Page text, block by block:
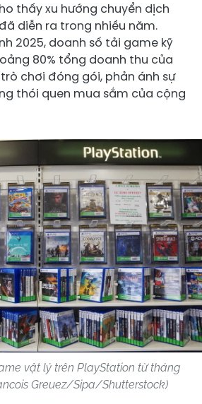
thấy xu hướng chuyển dịch
diễn ra trong nhiều năm.
2025, doanh số tải game kỹ
80% tổng doanh thu của
chơi đóng gói, phản ánh sự
thói quen mua sắm của cộng
vật lý trên PlayStation từ tháng
Greuez/Sipa/Shutterstock)